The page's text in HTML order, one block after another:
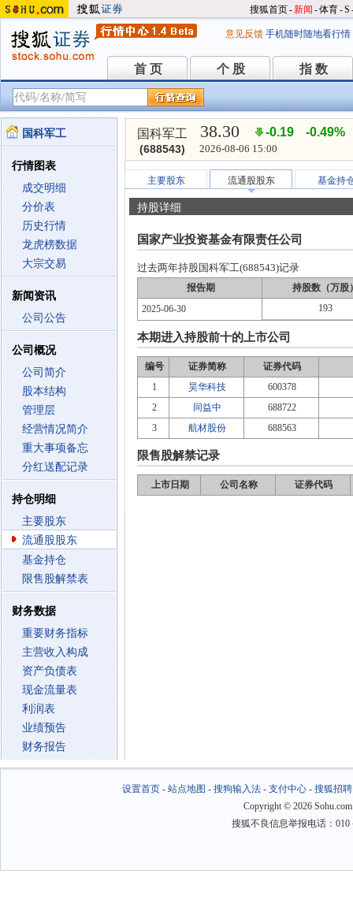
搜狐首页-新闻 -体育-S
意见反馈 手机随时随地看行情
首 页
首 页 个 股
个 股 指 数
指 数
国科军工
行情图表
成交明细
分价表
历史行情
龙虎榜数据
大宗交易
新闻资讯
公司公告
公司概况
公司简介
股本结构
管理层
经营情况简介
重大事项备忘
分红送配记录
持仓明细
主要股东
流通股股东
基金持仓
限售股解禁表
财务数据
重要财务指标
主营收入构成
资产负债表
现金流量表
利润表
业绩预告
财务报告
国科军工
(688543)
38.30 -0.19 -0.49%
2026-08-06 15:00
主要股东 流通股股东 基金持
持股详细
国家产业投资基金有限责任公司
过去两年持股国科军工(688543)记录
报告期
持股数（万股
2025-06-30
193
本期进入持股前十的上市公司
编号 证券简称
证券代码
1
昊华科技
600378
2
同益中
688722
3
航材股份 688563
限售股解禁记录
上市日期 公司名称 证券代码
设置首页- 站点地图 - 搜狗输入法- 支付中心- 搜狐招聘
Copyright © 2026
搜狐不良信息举报电话：010